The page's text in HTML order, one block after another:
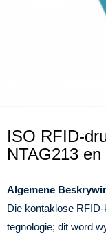
ISO RFID-
NTAG213
Algemene
Die kontaklose
tegnologie; dit word